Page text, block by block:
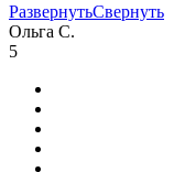
РазвернутьСвернуть
Ольга С.
5